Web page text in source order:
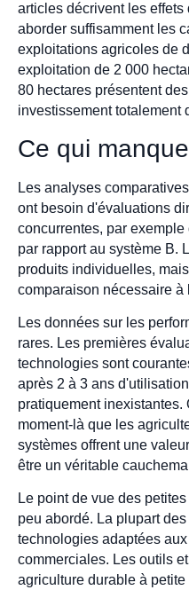
articles décrivent les
aborder suffisamment les
exploitations agricoles de
exploitation de 2 000
80 hectares présentent
investissement totalement
Ce qui manque
Les analyses
ont besoin d'évaluations
concurrentes, par
par rapport au système B.
produits individuelles,
comparaison nécessaire à
Les données sur les
rares. Les premières
technologies sont
après 2 à 3 ans
pratiquement inexistantes.
moment-là que les
systèmes offrent une
être un véritable
Le point de vue des
peu abordé. La plupart
technologies adaptées
commerciales. Les outils
agriculture durable à